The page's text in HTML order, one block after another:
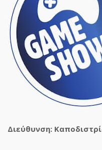
Διεύθυνση: